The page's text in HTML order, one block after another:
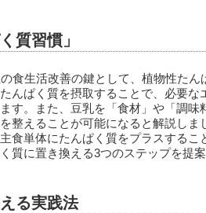
質習慣」
食生活改善の鍵として、植物性たん
んぱく質を摂取することで、必要な
す。また、豆乳を「食材」や「調味
整えることが可能になると解説しま
食単体にたんぱく質をプラスするこ
質に置き換える3つのステップを提案
る実践法